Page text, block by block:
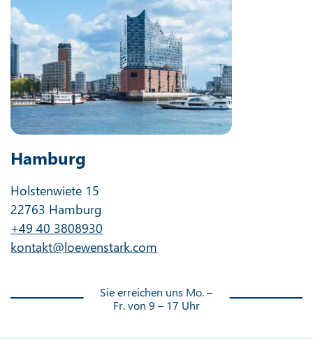
Hamburg
Holstenwiete 15
22763 Hamburg
+49 40 3808930
kontakt@loewenstark.com
Sie erreichen uns Mo. –
Fr. von 9 – 17 Uhr